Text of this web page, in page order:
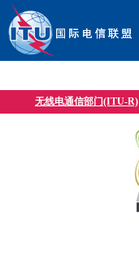
无线电通信部门(ITU-R)